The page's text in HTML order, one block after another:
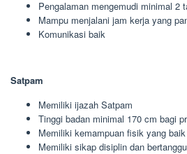
Pengalaman mengemudi minimal 2
Mampu menjalani jam kerja yang
Komunikasi baik
Satpam
Memiliki ijazah Satpam
Tinggi badan minimal 170 cm bagi
Memiliki kemampuan fisik yang baik
Memiliki sikap disiplin dan